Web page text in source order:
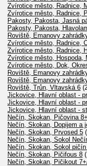
Zvírotice město, Radnice,
Zvírotice město, Radnice,
Pakosty, Pakosta, Jasná
Pakosty, Pakosta,
Roviště, Emanovy
Zvírotice město, Radnice,
Zvírotice město, Radnice,
Zvírotice město, Hospoda,
Zvírotice město, Dok,
Roviště, Emanovy
Roviště, Emanovy
Roviště, Trůn, Vltavská 6
Jickovice, Hlavní oblast -
Jickovice, Hlavní oblast -
Jickovice, Hlavní oblast -
Nečín, Skokan, Pičovina
Nečín, Skokan, Dopijem a
Nečín, Skokan, Prvosed 5
Nečín, Skokan, Sokol
Nečín, Skokan, Sokol
Nečín, Skokan, Pičifous 8
Nečín, Skokan, Pičikout